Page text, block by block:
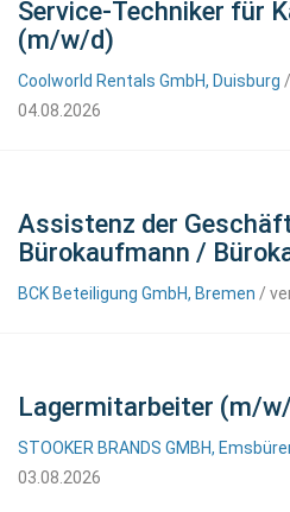
Service-Techniker für
(m/w/d)
Coolworld Rentals GmbH, Duisburg
04.08.2026
Assistenz der
Bürokaufmann /
BCK Beteiligung GmbH, Bremen /
Lagermitarbeiter (m/
STOOKER BRANDS GMBH,
03.08.2026